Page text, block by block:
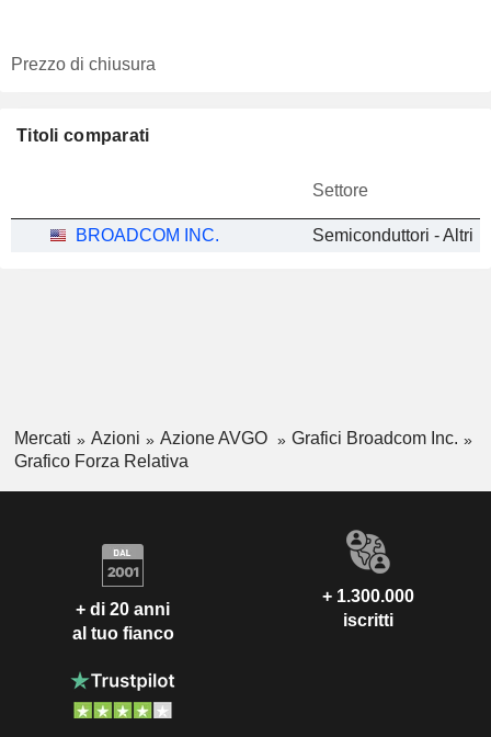
Prezzo di chiusura
Titoli comparati
Settore
BROADCOM INC. Semiconduttori - Altri
Mercati Azioni Azione AVGO
Grafici Broadcom Inc.
Grafico Forza Relativa
+ di 20 anni
al tuo fianco
+ 1.300.000
iscritti